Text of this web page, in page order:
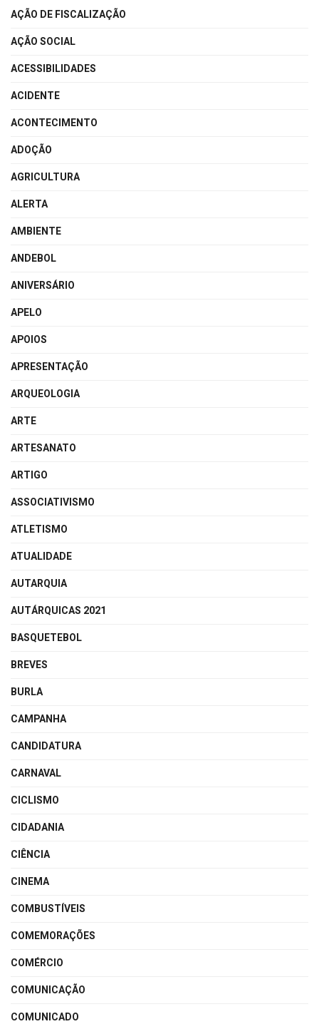
AÇÃO DE FISCALIZAÇÃO
AÇÃO SOCIAL
ACESSIBILIDADES
ACIDENTE
ACONTECIMENTO
ADOÇÃO
AGRICULTURA
ALERTA
AMBIENTE
ANDEBOL
ANIVERSÁRIO
APELO
APOIOS
APRESENTAÇÃO
ARQUEOLOGIA
ARTE
ARTESANATO
ARTIGO
ASSOCIATIVISMO
ATLETISMO
ATUALIDADE
AUTARQUIA
AUTÁRQUICAS 2021
BASQUETEBOL
BREVES
BURLA
CAMPANHA
CANDIDATURA
CARNAVAL
CICLISMO
CIDADANIA
CIÊNCIA
CINEMA
COMBUSTÍVEIS
COMEMORAÇÕES
COMÉRCIO
COMUNICAÇÃO
COMUNICADO